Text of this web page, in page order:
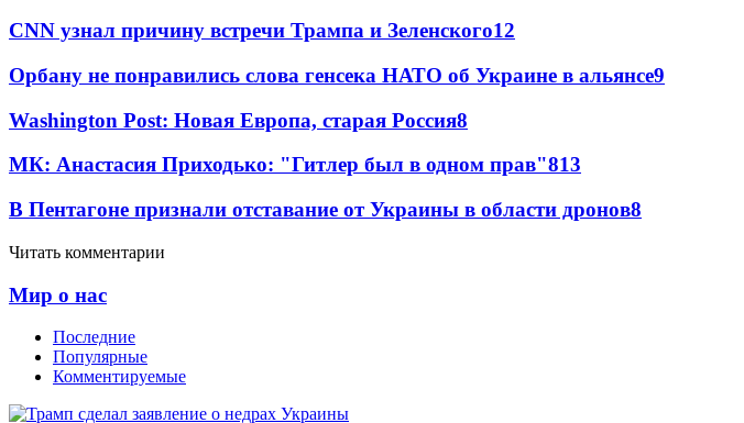
CNN узнал причину встречи Трампа и Зеленского12
Орбану не понравились слова генсека НАТО об Украине в альянсе9
Washington Post: Новая Европа, старая Россия8
МК: Анастасия Приходько: "Гитлер был в одном прав"813
В Пентагоне признали отставание от Украины в области дронов8
Читать комментарии
Мир о нас
Последние
Популярные
Комментируемые